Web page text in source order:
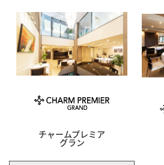
チャームプレミア
グラン